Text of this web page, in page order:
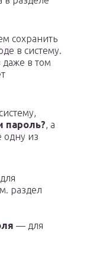
сохранить
в систему.
даже в том
пароль?, а
одну из
раздел
— для